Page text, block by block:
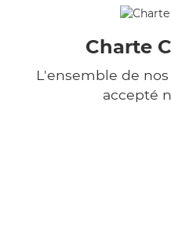
Charte
L'ensemble de
accepté